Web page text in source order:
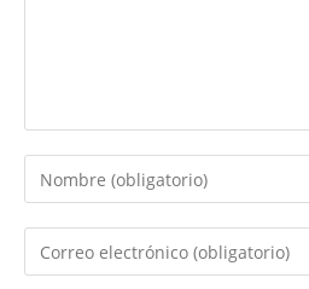
Introduce
tu
nombre
Introduce
tu